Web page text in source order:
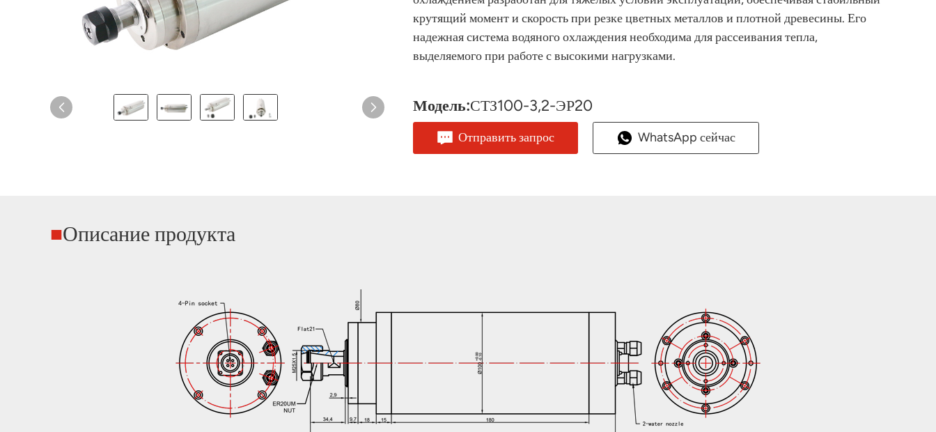
крутящий момент и скорость при резке цветных металлов и плотной древесины. Его
надежная система водяного охлаждения необходима для рассеивания тепла,
выделяемого при работе с высокими нагрузками.
Модель:СТЗ100-3,2-ЭР20
Отправить запрос WhatsApp сейчас
■Описание продукта